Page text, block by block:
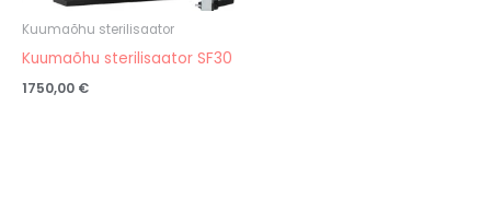
Kuumaõhu sterilisaator
Kuumaõhu sterilisaator SF30
1750,00 €